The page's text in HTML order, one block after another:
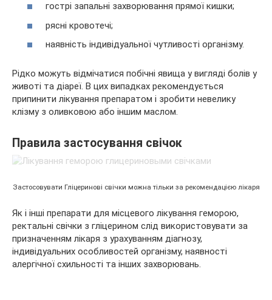
гострі запальні захворювання прямої кишки;
рясні кровотечі;
наявність індивідуальної чутливості організму.
Рідко можуть відмічатися побічні явища у вигляді болів у
животі та діареї. В цих випадках рекомендується
припинити лікування препаратом і зробити невелику
клізму з оливковою або іншим маслом.
Правила застосування свічок
Застосовувати Гліцеринові свічки можна тільки за рекомендацією лікаря
Як і інші препарати для місцевого лікування геморою,
ректальні свічки з гліцерином слід використовувати за
призначенням лікаря з урахуванням діагнозу,
індивідуальних особливостей організму, наявності
алергічної схильності та інших захворювань.